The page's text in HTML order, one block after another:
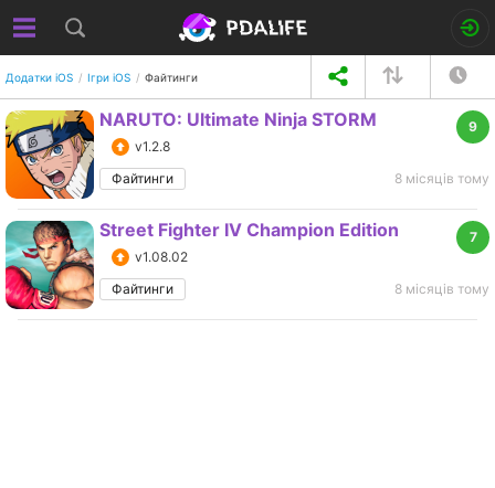
Додатки iOS Ігри iOS Файтинги
9
NARUTO: Ultimate Ninja STORM
v1.2.8
Файтинги
8 місяців тому
7
Street Fighter IV Champion Edition
v1.08.02
Файтинги
8 місяців тому